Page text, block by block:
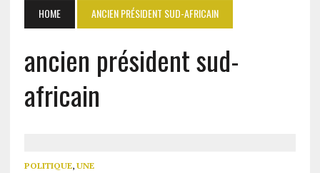
HOME ANCIEN PRÉSIDENT SUD-AFRICAIN
ancien président sud-
africain
POLITIQUE, UNE